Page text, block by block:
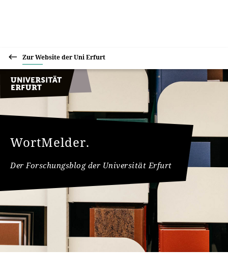
Zur Website der Uni Erfurt
WortMelder.
Der Forschungsblog der Universität Erfurt